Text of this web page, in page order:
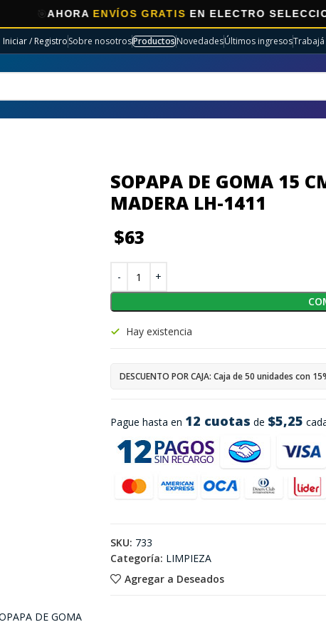
AHORAENVÍOS GRATISEN ELECTRO SELECCIONADOS!
Iniciar / RegistroSobre nosotrosProductosNovedadesÚltimos ingresos
SOPAPA DE GOMA 15
MADERA LH-1411
$63
Pague hasta en 12 cuotas de $5,25
Hay existencia
DESCUENTO POR CAJA: Caja de 50 unidades con
Agregar a Deseados
SKU: 733
Categoría: LIMPIEZA